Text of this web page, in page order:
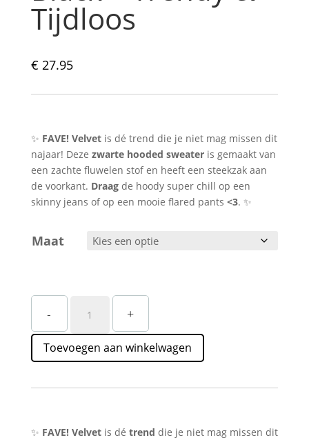
Tijdloos
€ 27.95
✨ FAVE! Velvetis dé trend die je niet mag missen dit
najaar! Deze zwarte hooded sweateris gemaakt van
een zachte fluwelen stof en heeft een steekzak aan
de voorkant. Draagde hoody super chill op een
skinny jeans of op een mooie flared pants <3. ✨
Maat
-
Hoody
Black
–
Trendy
+
Toevoegen aan winkelwagen
✨ FAVE! Velvetis dé trend die je niet mag missen dit